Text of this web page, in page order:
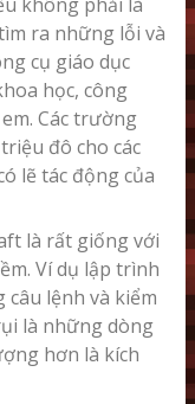
ra những lỗi và
cụ giáo dục
học, công
Các trường
đô cho các
lẽ tác động của
là rất giống với
Ví dụ lập trình
lệnh và kiểm
là những dòng
hơn là kích